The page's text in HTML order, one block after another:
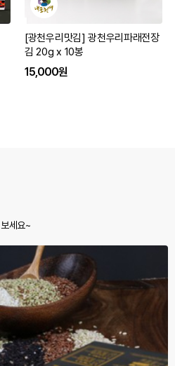
[광천우리맛김] 광천우리파래전장
김 20g x 10봉
15,000원
세요~